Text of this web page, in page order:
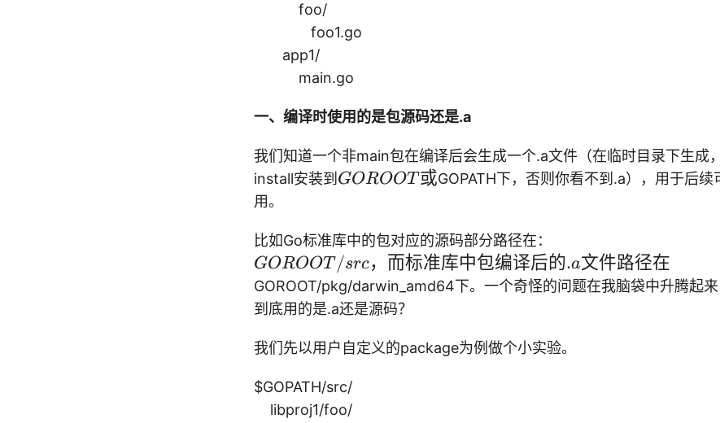
foo/
foo1.go
app1/
main.go
一、编译时使用的是包源码还是.a
我们知道一个非main包在编译后会生成一个.a文件（在临时目录下生成
install安装到 G
O
O
T
或
GOROOT 或GOPATH下，否则你看不到.a），用于后
用。
比如Go标准库中的包对应的源码部分路径在：
O
R
T
GOROOT /src，而标准库中包编译后的.a文件路径在
GOROOT/pkg/darwin_amd64下。一个奇怪的问题在我脑袋中升腾起
到底用的是.a还是源码？
我们先以用户自定义的package为例做个小实验。
$GOPATH/src/
libproj1/foo/